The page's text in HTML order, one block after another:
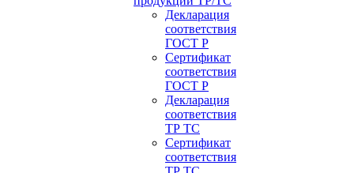
Декларация
соответствия
ГОСТ Р
Сертификат
соответствия
ГОСТ Р
Декларация
соответствия
ТР ТС
Сертификат
соответствия